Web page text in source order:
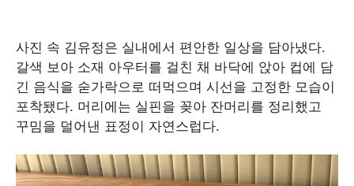
사진 속 김유정은 실내에서 편안한 일상을 담아냈다.
갈색 보아 소재 아우터를 걸친 채 바닥에 앉아 컵에 담
긴 음식을 숟가락으로 떠먹으며 시선을 고정한 모습이
포착됐다. 머리에는 실핀을 꽂아 잔머리를 정리했고
꾸밈을 덜어낸 표정이 자연스럽다.